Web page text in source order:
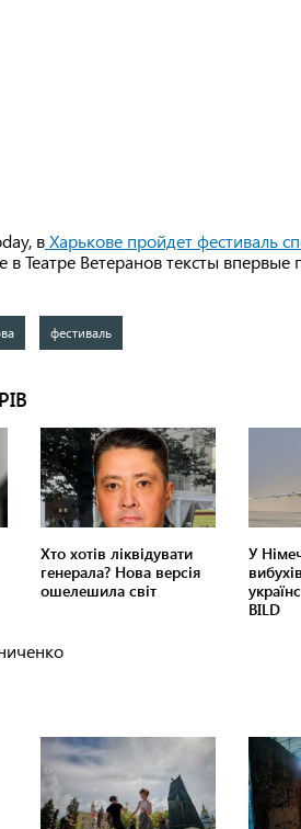
вХарькове пройдет фестиваль
в Театре Ветеранов тексты впервые
фестиваль